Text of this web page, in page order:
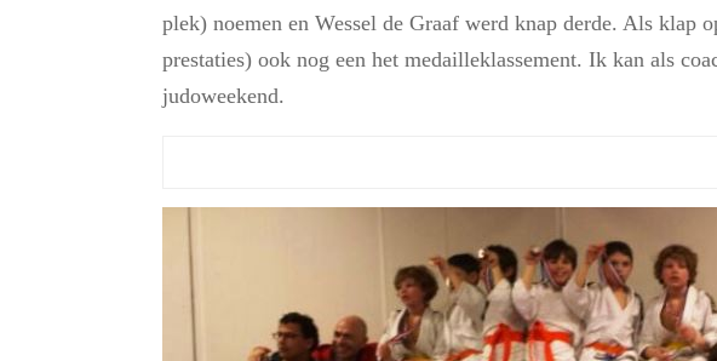
plek) noemen en Wessel de Graaf werd knap derde. Als klap
prestaties) ook nog een het medailleklassement. Ik kan als
judoweekend.